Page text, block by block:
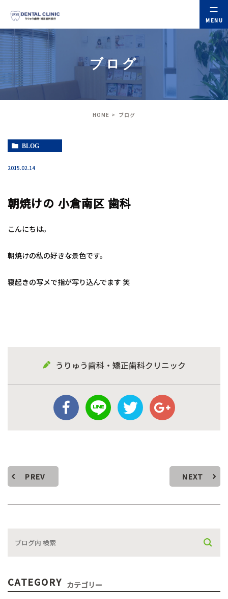
ブログ
HOME ブログ
BLOG
2015.02.14
朝焼けの 小倉南区 歯科
こんにちは。
朝焼けの私の好きな景色です。
寝起きの写メで指が写り込んでます 笑
うりゅう歯科・矯正歯科クリニック
PREV NEXT
CATEGORY カテゴリー